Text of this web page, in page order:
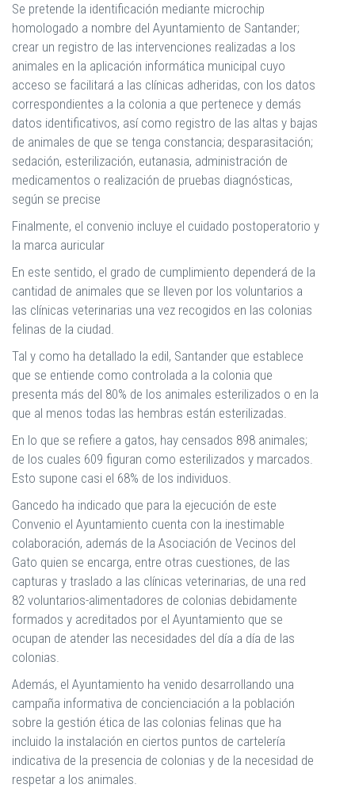
Se pretende la identificación mediante microchip
homologado a nombre del Ayuntamiento de Santander;
crear un registro de las intervenciones realizadas a los
animales en la aplicación informática municipal cuyo
acceso se facilitará a las clínicas adheridas, con los datos
correspondientes a la colonia a que pertenece y demás
datos identificativos, así como registro de las altas y bajas
de animales de que se tenga constancia; desparasitación;
sedación, esterilización, eutanasia, administración de
medicamentos o realización de pruebas diagnósticas,
según se precise
Finalmente, el convenio incluye el cuidado postoperatorio y
la marca auricular
En este sentido, el grado de cumplimiento dependerá de la
cantidad de animales que se lleven por los voluntarios a
las clínicas veterinarias una vez recogidos en las colonias
felinas de la ciudad.
Tal y como ha detallado la edil, Santander que establece
que se entiende como controlada a la colonia que
presenta más del 80% de los animales esterilizados o en la
que al menos todas las hembras están esterilizadas.
En lo que se refiere a gatos, hay censados 898 animales;
de los cuales 609 figuran como esterilizados y marcados.
Esto supone casi el 68% de los individuos.
Gancedo ha indicado que para la ejecución de este
Convenio el Ayuntamiento cuenta con la inestimable
colaboración, además de la Asociación de Vecinos del
Gato quien se encarga, entre otras cuestiones, de las
capturas y traslado a las clínicas veterinarias, de una red
82 voluntarios-alimentadores de colonias debidamente
formados y acreditados por el Ayuntamiento que se
ocupan de atender las necesidades del día a día de las
colonias.
Además, el Ayuntamiento ha venido desarrollando una
campaña informativa de concienciación a la población
sobre la gestión ética de las colonias felinas que ha
incluido la instalación en ciertos puntos de cartelería
indicativa de la presencia de colonias y de la necesidad de
respetar a los animales.